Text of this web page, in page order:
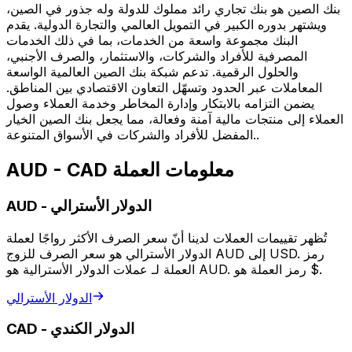
بنك الصين هو بنك تجاري رائد مملوك للدولة وله جذور في الصين،
ويشتهر بدوره الكبير في التمويل العالمي والتجارة الدولية. يقدم
البنك مجموعة واسعة من الخدمات، بما في ذلك الخدمات
المصرفية للأفراد والشركات، والاستثمار، والصرف الأجنبي،
والحلول الرقمية. تدعم شبكة بنك الصين العالمية الواسعة
المعاملات عبر الحدود وتسهّل التعاون الاقتصادي بين المناطق.
يضمن التزامه بالابتكار وإدارة المخاطر وخدمة العملاء وصول
العملاء إلى منتجات مالية آمنة وفعالة، مما يجعل بنك الصين الخيار
المفضل للأفراد والشركات في الأسواق المتنوعة..
AUD - CAD معلومات العملة
AUD - الدولار الأسترالي
تُظهر تقييمات العملات لدينا أنّ سعر الصرف الأكثر رواجًا لعملة
الدولار الأسترالي هو سعر الصرف للزوج AUD إلى USD. رمز
العملة لـ عملات الدولار الأسترالية هو AUD. رمز العملة هو $.
الدولار الأسترالي
CAD - الدولار الكندي